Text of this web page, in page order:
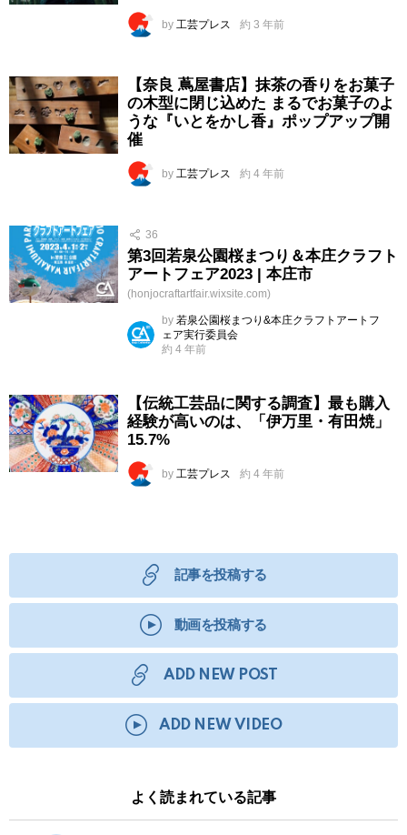
by 工芸プレス 約 3 年前
【奈良 蔦屋書店】抹茶の香りをお菓子
の木型に閉じ込めた まるでお菓子のよ
うな『いとをかし香』ポップアップ開
催
by 工芸プレス 約 4 年前
36
第3回若泉公園桜まつり＆本庄クラフト
アートフェア2023 | 本庄市
(honjocraftartfair.wixsite.com)
by 若泉公園桜まつり&本庄クラフトアートフ
ェア実行委員会
約 4 年前
【伝統工芸品に関する調査】最も購入
経験が高いのは、「伊万里・有田焼」
15.7%
by 工芸プレス 約 4 年前
記事を投稿する
動画を投稿する
ADD NEW POST
ADD NEW VIDEO
よく読まれている記事